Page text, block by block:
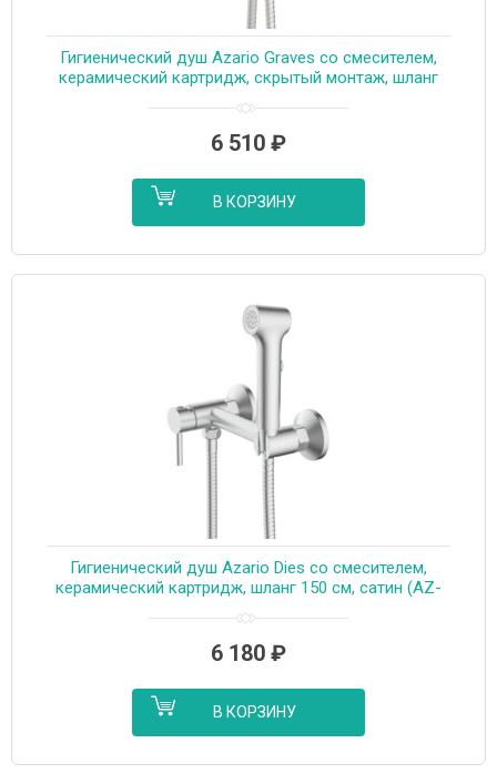
Гигиенический душ Azario Graves со смесителем,
керамический картридж, скрытый монтаж, шланг
6 510 ₽
В КОРЗИНУ
Гигиенический душ Azario Dies со смесителем,
керамический картридж, шланг 150 см, сатин (AZ-
6 180 ₽
В КОРЗИНУ